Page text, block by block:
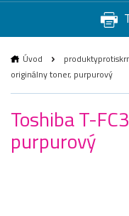
Úvod
originálny toner, purpurový
Toshiba T-
purpurový